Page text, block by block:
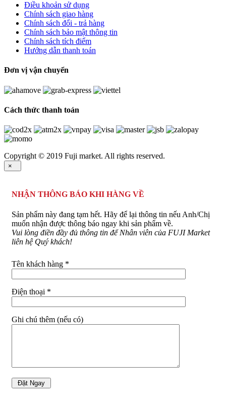
Điều khoản sử dụng
Chính sách giao hàng
Chính sách đổi - trả hàng
Chính sách bảo mật thông tin
Chính sách tích điểm
Hướng dẫn thanh toán
Đơn vị vận chuyển
Cách thức thanh toán
Copyright © 2019 Fuji market. All rights reserved.
×
NHẬN THÔNG BÁO KHI HÀNG VỀ
Sản phẩm này đang tạm hết. Hãy để lại thông tin nếu Anh/Chị
muốn nhận được thông báo ngay khi sản phẩm về.
Vui lòng điền đầy đủ thông tin để Nhân viên của FUJI Market
liên hệ Quý khách!
Tên khách hàng *
Điện thoại *
Ghi chú thêm (nếu có)